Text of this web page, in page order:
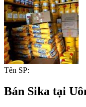
Tên SP:
Bán Sika tại